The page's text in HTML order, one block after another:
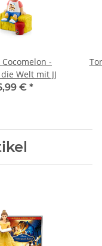
-
Welt mit JJ
€ *